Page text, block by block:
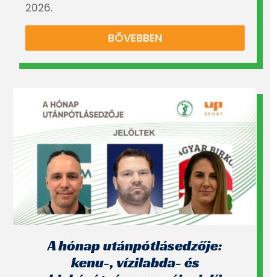
2026.
BŐVEBBEN
A hónap utánpótlásedzője:
kenu-, vízilabda- és